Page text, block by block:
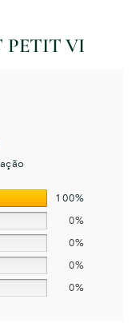
PETIT VI
100%
0%
0%
0%
0%